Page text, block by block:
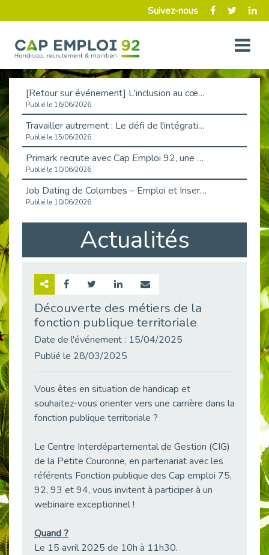
Suivez-nous
[Retour sur événement] L'inclusion au cœur de la Place de l'Emploi à La Défense !
Publié le 16/06/2026
Travailler autrement : Le défi de l'intégration des maladies chroniques en entreprise
Publié le 15/06/2026
Primark recrute avec Cap Emploi 92, une matinée couronnée de succès !
Publié le 10/06/2026
Job Dating de Colombes – Emploi et Insertion
Publié le 10/06/2026
Aborder l'entretien et la situation de handicap en toute confiance
Publié le 09/06/2026
Retour sur l’atelier « Optimiser sa recherche d’emploi »
L’alternance : un levier stratégique pour recruter et inclure durablement
Publié le 18/05/2026
Fibromyalgie : Quand la douleur invisible s’invite au bureau
Publié le 12/05/2026
Publié le 12/05/2026
Actualités
Découverte des métiers de la
fonction publique territoriale
Date de l'événement : 15/04/2025
Publié le 28/03/2025
Vous êtes en situation de handicap et
souhaitez-vous orienter vers une carrière dans la
fonction publique territoriale ?
Le Centre Interdépartemental de Gestion (CIG)
de la Petite Couronne, en partenariat avec les
référents Fonction publique des Cap emploi 75,
92, 93 et 94, vous invitent à participer à un
webinaire exceptionnel !
Quand ?
Le 15 avril 2025 de 10h à 11h30.